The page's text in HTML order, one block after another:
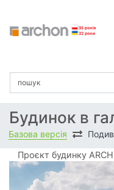
Будинок в
Базова версія
Проєкт будинку